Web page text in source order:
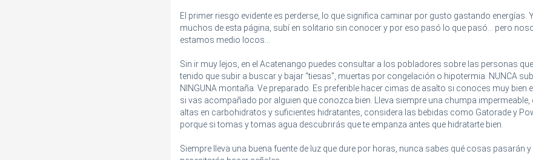
El primer riesgo evidente es perderse, lo que significa caminar por gusto gastando energías.
muchos de esta página, subí en solitario sin conocer y por eso pasó lo que pasó... pero
estamos medio locos...
Sin ir muy lejos, en el Acatenango puedes consultar a los pobladores sobre las personas
tenido que subir a buscar y bajar “tiesas”, muertas por congelación o hipotermia. NUNCA
NINGUNA montaña. Ve preparado. Es preferible hacer cimas de asalto si conoces muy bien
si vas acompañado por alguien que conozca bien. Lleva siempre una chumpa
altas en carbohidratos y suficientes hidratantes, considera las bebidas como Gatorade y
porque si tomas y tomas agua descubrirás que te empanza antes que hidratarte bien.
Siempre lleva una buena fuente de luz que dure por horas, nunca sabes qué cosas pasarán y